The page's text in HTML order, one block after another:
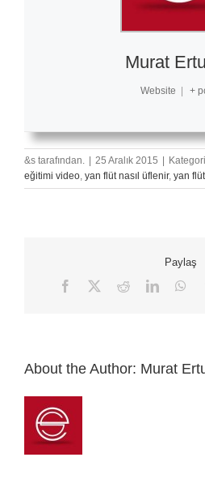
Murat
Website | +
&s tarafından. | 25 Aralık 2015 |
eğitimi video yan flüt nasıl üflenir, yan
Paylaş
Facebook RedditLinkedIn
About the Author: Murat